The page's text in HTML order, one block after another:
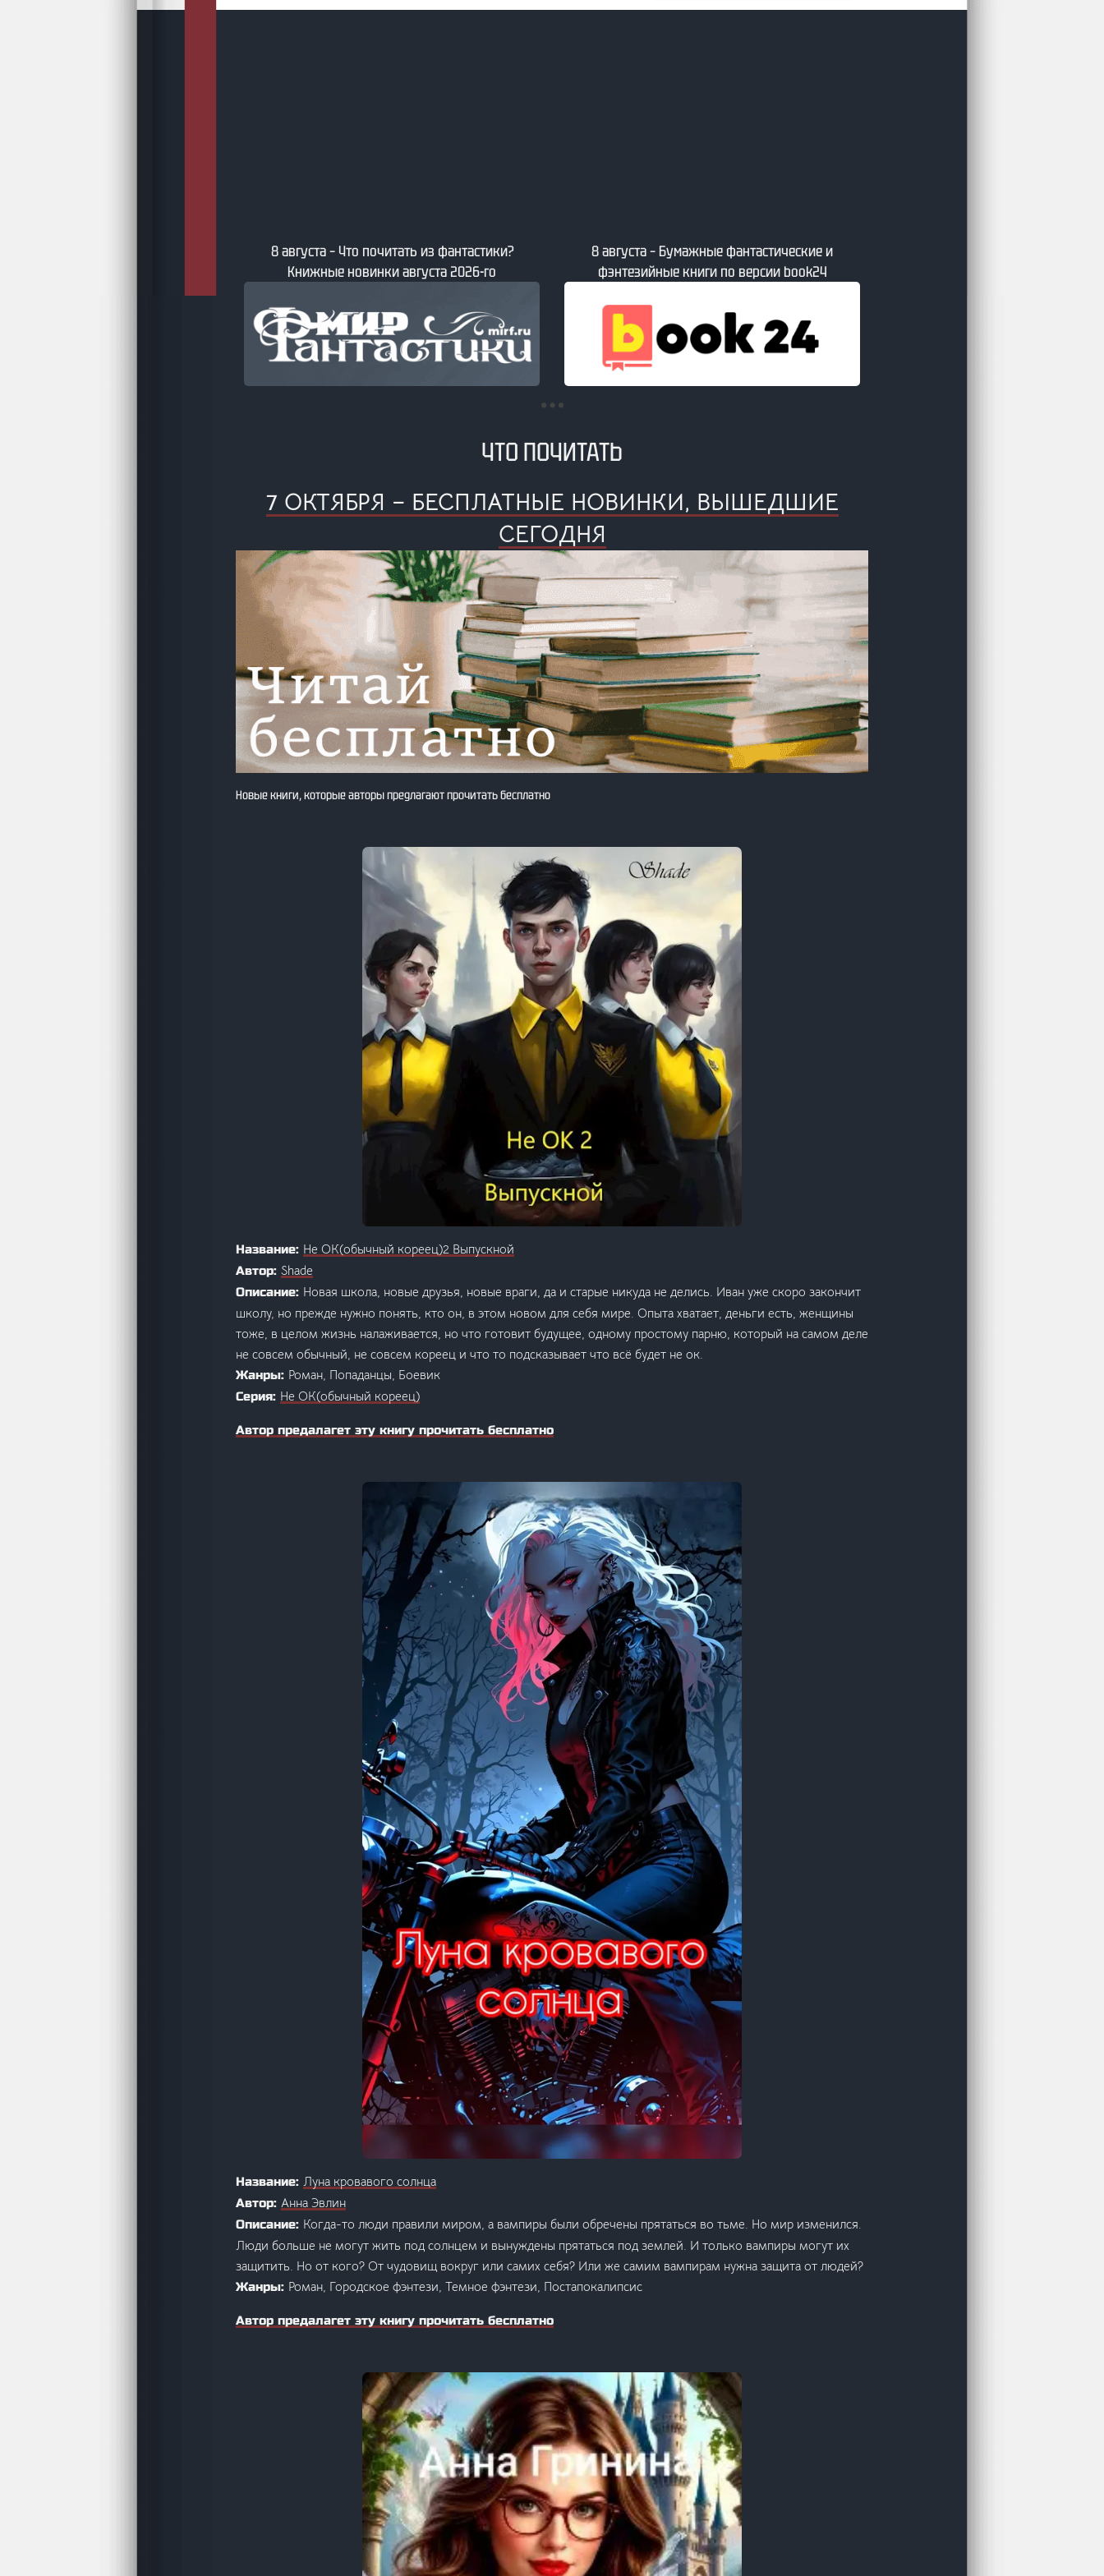
8 августа – Бумажные фантастические и
фэнтезийные книги по версии book24
8 августа – Свежие книги от сайта Литсовет
ЧТО ПОЧИТАТЬ
7 ОКТЯБРЯ – БЕСПЛАТНЫЕ НОВИНКИ, ВЫШЕДШИЕ
СЕГОДНЯ
Новые книги, которые авторы предлагают прочитать бесплатно
Название: Не ОК(обычный кореец)2 Выпускной
Автор: Shade
Описание: Новая школа, новые друзья, новые враги, да и старые никуда не делись. Иван уже скоро закончит
школу, но прежде нужно понять, кто он, в этом новом для себя мире. Опыта хватает, деньги есть, женщины
тоже, в целом жизнь налаживается, но что готовит будущее, одному простому парню, который на самом деле
не совсем обычный, не совсем кореец и что то подсказывает что всё будет не ок.
Жанры: Роман, Попаданцы, Боевик
Серия: Не ОК(обычный кореец)
Автор предалагет эту книгу прочитать бесплатно
Название: Луна кровавого солнца
Автор: Анна Эвлин
Описание: Когда-то люди правили миром, а вампиры были обречены прятаться во тьме. Но мир изменился.
Люди больше не могут жить под солнцем и вынуждены прятаться под землей. И только вампиры могут их
защитить. Но от кого? От чудовищ вокруг или самих себя? Или же самим вампирам нужна защита от людей?
Жанры: Роман, Городское фэнтези, Темное фэнтези, Постапокалипсис
Автор предалагет эту книгу прочитать бесплатно